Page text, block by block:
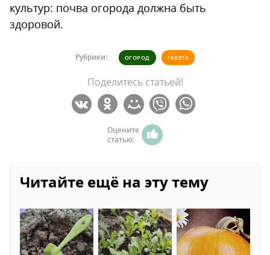
культур: почва огорода должна быть
здоровой.
Рубрики: ОГОРОД ГАЗЕТА
Поделитесь статьей!
Оцените
статью:
Читайте ещё на эту тему